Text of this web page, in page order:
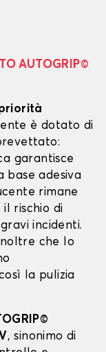
AUTOGRIP©
è dotato di
garantisce
base adesiva
rimane
rischio di
incidenti.
che lo
la pulizia
, sinonimo di